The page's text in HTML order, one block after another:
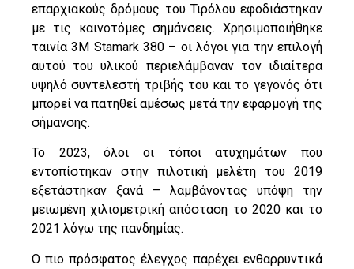
επαρχιακούς δρόμους του Τιρόλου εφοδιάστηκαν
με τις καινοτόμες σημάνσεις. Χρησιμοποιήθηκε
ταινία 3M Stamark 380 – οι λόγοι για την επιλογή
αυτού του υλικού περιελάμβαναν τον ιδιαίτερα
υψηλό συντελεστή τριβής του και το γεγονός ότι
μπορεί να πατηθεί αμέσως μετά την εφαρμογή της
σήμανσης.
Το 2023, όλοι οι τόποι ατυχημάτων που
εντοπίστηκαν στην πιλοτική μελέτη του 2019
εξετάστηκαν ξανά – λαμβάνοντας υπόψη την
μειωμένη χιλιομετρική απόσταση το 2020 και το
2021 λόγω της πανδημίας.
Ο πιο πρόσφατος έλεγχος παρέχει ενθαρρυντικά